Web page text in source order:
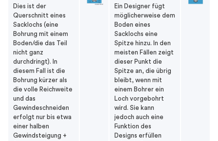
Dies ist der
Querschnitt eines
Sacklochs (eine
Bohrung mit einem
Boden/die das Teil
nicht ganz
durchdringt). In
diesem Fall ist die
Bohrung kürzer als
die volle Reichweite
und das
Gewindeschneiden
erfolgt nur bis etwa
einer halben
Gewindsteigung +
Ein Designer fügt
möglicherweise dem
Boden eines
Sacklochs eine
Spitze hinzu. In den
meisten Fällen zeigt
dieser Punkt die
Spitze an, die übrig
bleibt, wenn mit
einem Bohrer ein
Loch vorgebohrt
wird. Sie kann
jedoch auch eine
Funktion des
Designs erfüllen